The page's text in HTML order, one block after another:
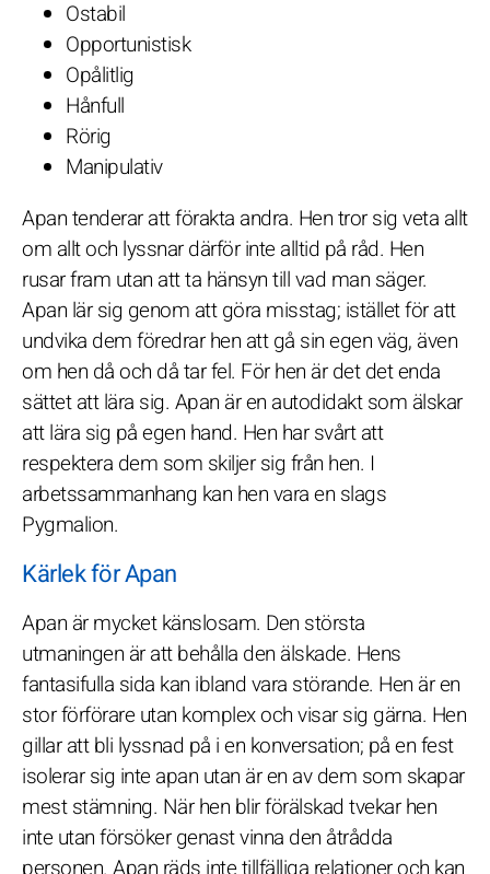
Ostabil
Opportunistisk
Opålitlig
Hånfull
Rörig
Manipulativ
Apan tenderar att förakta andra. Hen tror sig veta allt
om allt och lyssnar därför inte alltid på råd. Hen
rusar fram utan att ta hänsyn till vad man säger.
Apan lär sig genom att göra misstag; istället för att
undvika dem föredrar hen att gå sin egen väg, även
om hen då och då tar fel. För hen är det det enda
sättet att lära sig. Apan är en autodidakt som älskar
att lära sig på egen hand. Hen har svårt att
respektera dem som skiljer sig från hen. I
arbetssammanhang kan hen vara en slags
Pygmalion.
Kärlek för Apan
Apan är mycket känslosam. Den största
utmaningen är att behålla den älskade. Hens
fantasifulla sida kan ibland vara störande. Hen är en
stor förförare utan komplex och visar sig gärna. Hen
gillar att bli lyssnad på i en konversation; på en fest
isolerar sig inte apan utan är en av dem som skapar
mest stämning. När hen blir förälskad tvekar hen
inte utan försöker genast vinna den åtrådda